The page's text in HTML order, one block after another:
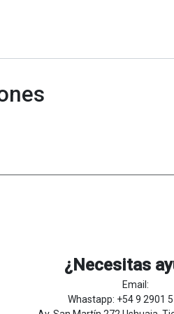
¿Necesitas
Email:
Whastapp: +54 9 2901